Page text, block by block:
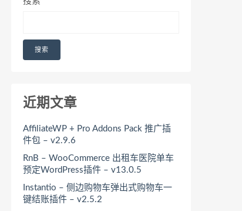
搜索
近期文章
AffiliateWP + Pro Addons Pack 推广插
件包 – v2.9.6
RnB – WooCommerce 出租车医院单车
预定WordPress插件 – v13.0.5
Instantio – 侧边购物车弹出式购物车一
键结账插件 – v2.5.2